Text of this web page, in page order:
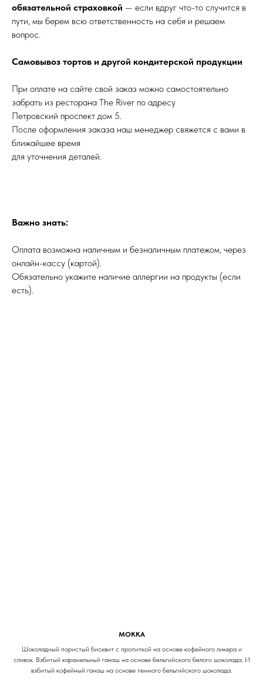
обязательной страховкой — если вдруг что-то случится в
пути, мы берем всю ответственность на себя и решаем
вопрос.
Самовывоз тортов и другой кондитерской продукции
При оплате на сайте свой заказ можно самостоятельно
забрать из ресторана The River по адресу
Петровский проспект дом 5.
После оформления заказа наш менеджер свяжется с вами в
ближайшее время
для уточнения деталей.
Важно знать:
Оплата возможна наличным и безналичным платежом, через
онлайн-кассу (картой).
Обязательно укажите наличие аллергии на продукты (если
есть).
МОККА
Шоколадный пористый бисквит с пропиткой на основе кофейного ликера и
сливок. Взбитый карамельный ганаш на основе бельгийского белого шоколада. И
взбитый кофейный ганаш на основе темного бельгийского шоколада.